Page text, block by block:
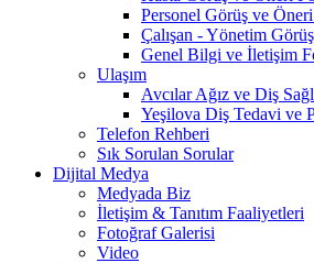
Personel Görüş ve
Çalışan - Yönetim
Genel Bilgi ve İletişim
Ulaşım
Avcılar Ağız ve Diş
Yeşilova Diş Tedavi ve
Telefon Rehberi
Sık Sorulan Sorular
Dijital Medya
Medyada Biz
İletişim & Tanıtım Faaliyetleri
Fotoğraf Galerisi
Video